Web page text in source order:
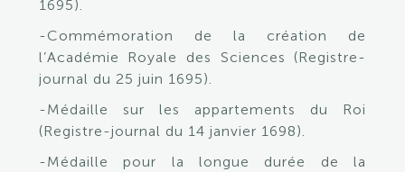
1695).
-Commémoration de la création de
l’Académie Royale des Sciences (Registre-
journal du 25 juin 1695).
-Médaille sur les appartements du Roi
(Registre-journal du 14 janvier 1698).
-Médaille pour la longue durée de la